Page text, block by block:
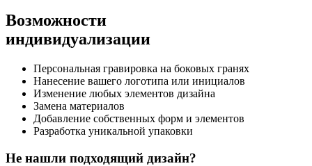
Возможности
индивидуализации
Персональная гравировка на боковых гранях
Нанесение вашего логотипа или инициалов
Изменение любых элементов дизайна
Замена материалов
Добавление собственных форм и элементов
Разработка уникальной упаковки
Не нашли подходящий дизайн?